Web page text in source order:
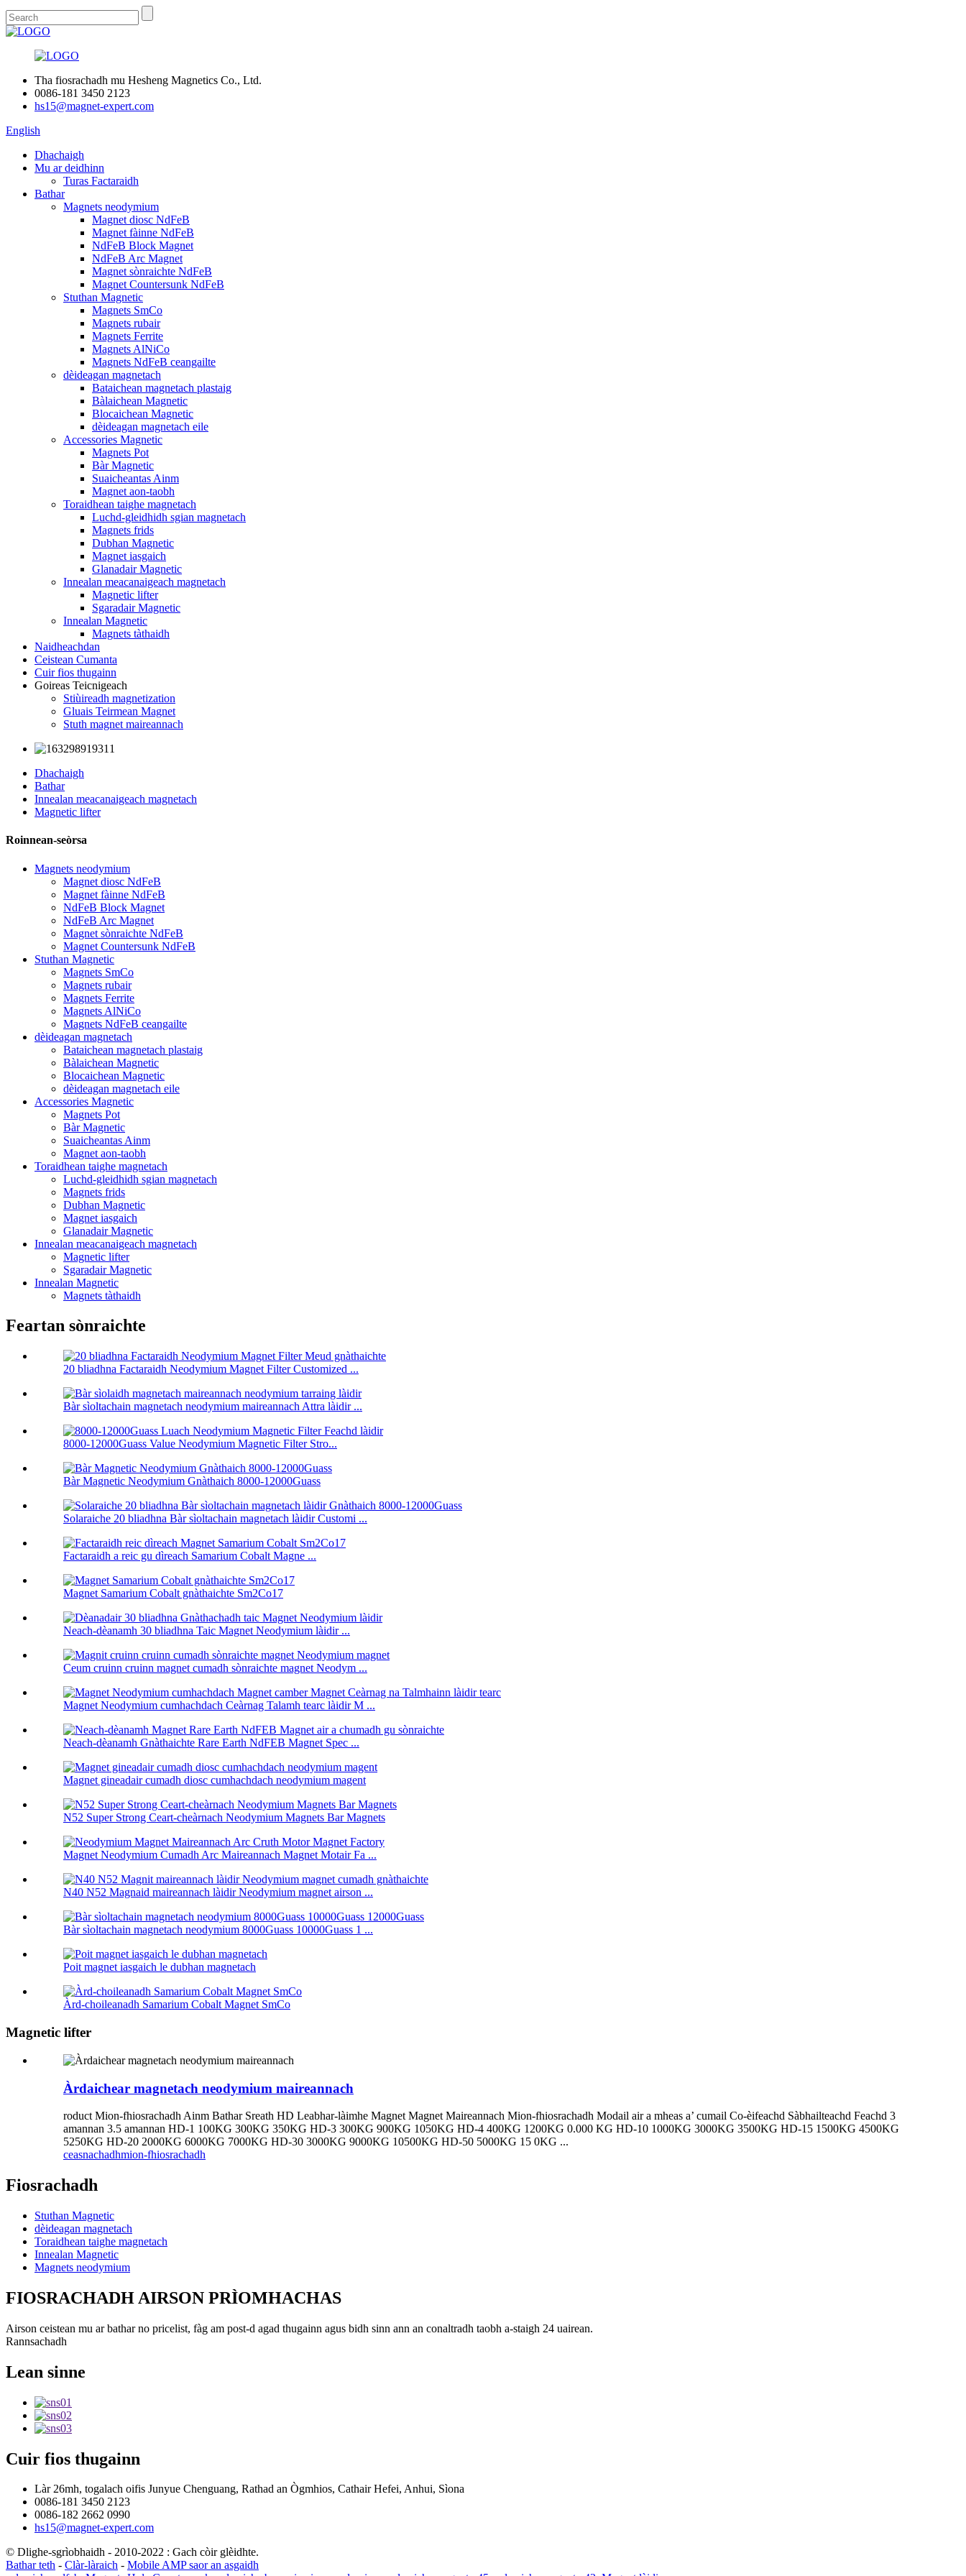
Tha fiosrachadh mu Hesheng Magnetics Co., Ltd.
0086-181 3450 2123
hs15@magnet-expert.com
English
Dhachaigh
Mu ar deidhinn
Turas Factaraidh
Bathar
Magnets neodymium
Magnet diosc NdFeB
Magnet fàinne NdFeB
NdFeB Block Magnet
NdFeB Arc Magnet
Magnet sònraichte NdFeB
Magnet Countersunk NdFeB
Stuthan Magnetic
Magnets SmCo
Magnets rubair
Magnets Ferrite
Magnets AlNiCo
Magnets NdFeB ceangailte
dèideagan magnetach
Bataichean magnetach plastaig
Bàlaichean Magnetic
Blocaichean Magnetic
dèideagan magnetach eile
Accessories Magnetic
Magnets Pot
Bàr Magnetic
Suaicheantas Ainm
Magnet aon-taobh
Toraidhean taighe magnetach
Luchd-gleidhidh sgian magnetach
Magnets frids
Dubhan Magnetic
Magnet iasgaich
Glanadair Magnetic
Innealan meacanaigeach magnetach
Magnetic lifter
Sgaradair Magnetic
Innealan Magnetic
Magnets tàthaidh
Naidheachdan
Ceistean Cumanta
Cuir fios thugainn
Goireas Teicnigeach
Stiùireadh magnetization
Gluais Teirmean Magnet
Stuth magnet maireannach
Dhachaigh
Bathar
Innealan meacanaigeach magnetach
Magnetic lifter
Roinnean-seòrsa
Magnets neodymium
Magnet diosc NdFeB
Magnet fàinne NdFeB
NdFeB Block Magnet
NdFeB Arc Magnet
Magnet sònraichte NdFeB
Magnet Countersunk NdFeB
Stuthan Magnetic
Magnets SmCo
Magnets rubair
Magnets Ferrite
Magnets AlNiCo
Magnets NdFeB ceangailte
dèideagan magnetach
Bataichean magnetach plastaig
Bàlaichean Magnetic
Blocaichean Magnetic
dèideagan magnetach eile
Accessories Magnetic
Magnets Pot
Bàr Magnetic
Suaicheantas Ainm
Magnet aon-taobh
Toraidhean taighe magnetach
Luchd-gleidhidh sgian magnetach
Magnets frids
Dubhan Magnetic
Magnet iasgaich
Glanadair Magnetic
Innealan meacanaigeach magnetach
Magnetic lifter
Sgaradair Magnetic
Innealan Magnetic
Magnets tàthaidh
Feartan sònraichte
20 bliadhna Factaraidh Neodymium Magnet Filter Customized ...
Bàr sìoltachain magnetach neodymium maireannach Attra làidir ...
8000-12000Guass Value Neodymium Magnetic Filter Stro...
Bàr Magnetic Neodymium Gnàthaich 8000-12000Guass
Solaraiche 20 bliadhna Bàr sìoltachain magnetach làidir Customi ...
Factaraidh a reic gu dìreach Samarium Cobalt Magne ...
Magnet Samarium Cobalt gnàthaichte Sm2Co17
Neach-dèanamh 30 bliadhna Taic Magnet Neodymium làidir ...
Ceum cruinn cruinn magnet cumadh sònraichte magnet Neodym ...
Magnet Neodymium cumhachdach Ceàrnag Talamh tearc làidir M ...
Neach-dèanamh Gnàthaichte Rare Earth NdFEB Magnet Spec ...
Magnet gineadair cumadh diosc cumhachdach neodymium magent
N52 Super Strong Ceart-cheàrnach Neodymium Magnets Bar Magnets
Magnet Neodymium Cumadh Arc Maireannach Magnet Motair Fa ...
N40 N52 Magnaid maireannach làidir Neodymium magnet airson ...
Bàr sìoltachain magnetach neodymium 8000Guass 10000Guass 1 ...
Poit magnet iasgaich le dubhan magnetach
Àrd-choileanadh Samarium Cobalt Magnet SmCo
Magnetic lifter
Àrdaichear magnetach neodymium maireannach
roduct Mion-fhiosrachadh Ainm Bathar Sreath HD Leabhar-làimhe Magnet Magnet Maireannach Mion-fhiosrachadh Modail air a mheas a’ cumail Co-èifeachd Sàbhailteachd Feachd 3
amannan 3.5 amannan HD-1 100KG 300KG 350KG HD-3 300KG 900KG 1050KG HD-4 400KG 1200KG 0.000 KG HD-10 1000KG 3000KG 3500KG HD-15 1500KG 4500KG
5250KG HD-20 2000KG 6000KG 7000KG HD-30 3000KG 9000KG 10500KG HD-50 5000KG 15 0KG ...
ceasnachadhmion-fhiosrachadh
Fiosrachadh
Stuthan Magnetic
dèideagan magnetach
Toraidhean taighe magnetach
Innealan Magnetic
Magnets neodymium
FIOSRACHADH AIRSON PRÌOMHACHAS
Airson ceistean mu ar bathar no pricelist, fàg am post-d agad thugainn agus bidh sinn ann an conaltradh taobh a-staigh 24 uairean.
Rannsachadh
Lean sinne
Cuir fios thugainn
Làr 26mh, togalach oifis Junyue Chenguang, Rathad an Ògmhios, Cathair Hefei, Anhui, Sìona
0086-181 3450 2123
0086-182 2662 0990
hs15@magnet-expert.com
© Dlighe-sgrìobhaidh - 2010-2022 : Gach còir glèidhte.
Bathar teth - Clàr-làraich - Mobile AMP saor an asgaidh